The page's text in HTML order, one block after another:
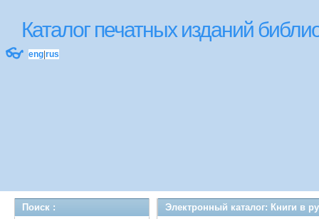
Каталог печатных изданий
👓 eng rus
Поиск : Электронный каталог: Книги в